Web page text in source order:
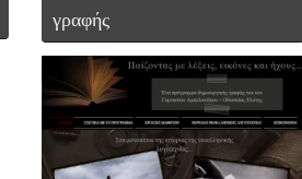
γραφής